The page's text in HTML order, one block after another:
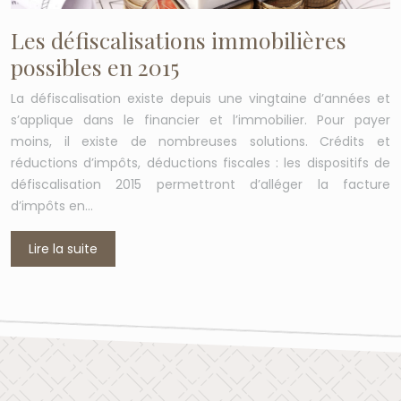
Les défiscalisations immobilières
possibles en 2015
La défiscalisation existe depuis une vingtaine d’années et
s’applique dans le financier et l’immobilier. Pour payer
moins, il existe de nombreuses solutions. Crédits et
réductions d’impôts, déductions fiscales : les dispositifs de
défiscalisation 2015 permettront d’alléger la facture
d’impôts en…
Lire la suite